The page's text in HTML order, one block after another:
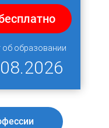
об образовании